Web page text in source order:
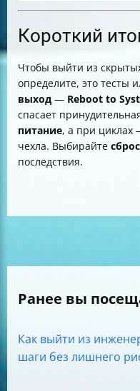
Короткий
Чтобы выйти из
определите, это тесты
выход — Reboot to
спасает
питание, а при циклах
чехла. Выбирайте сброс
последствия.
Ранее вы
Как выйти из
шаги без лишнего